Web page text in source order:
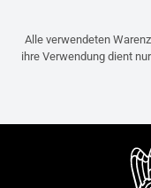
Alle verwendeten
ihre Verwendung dient